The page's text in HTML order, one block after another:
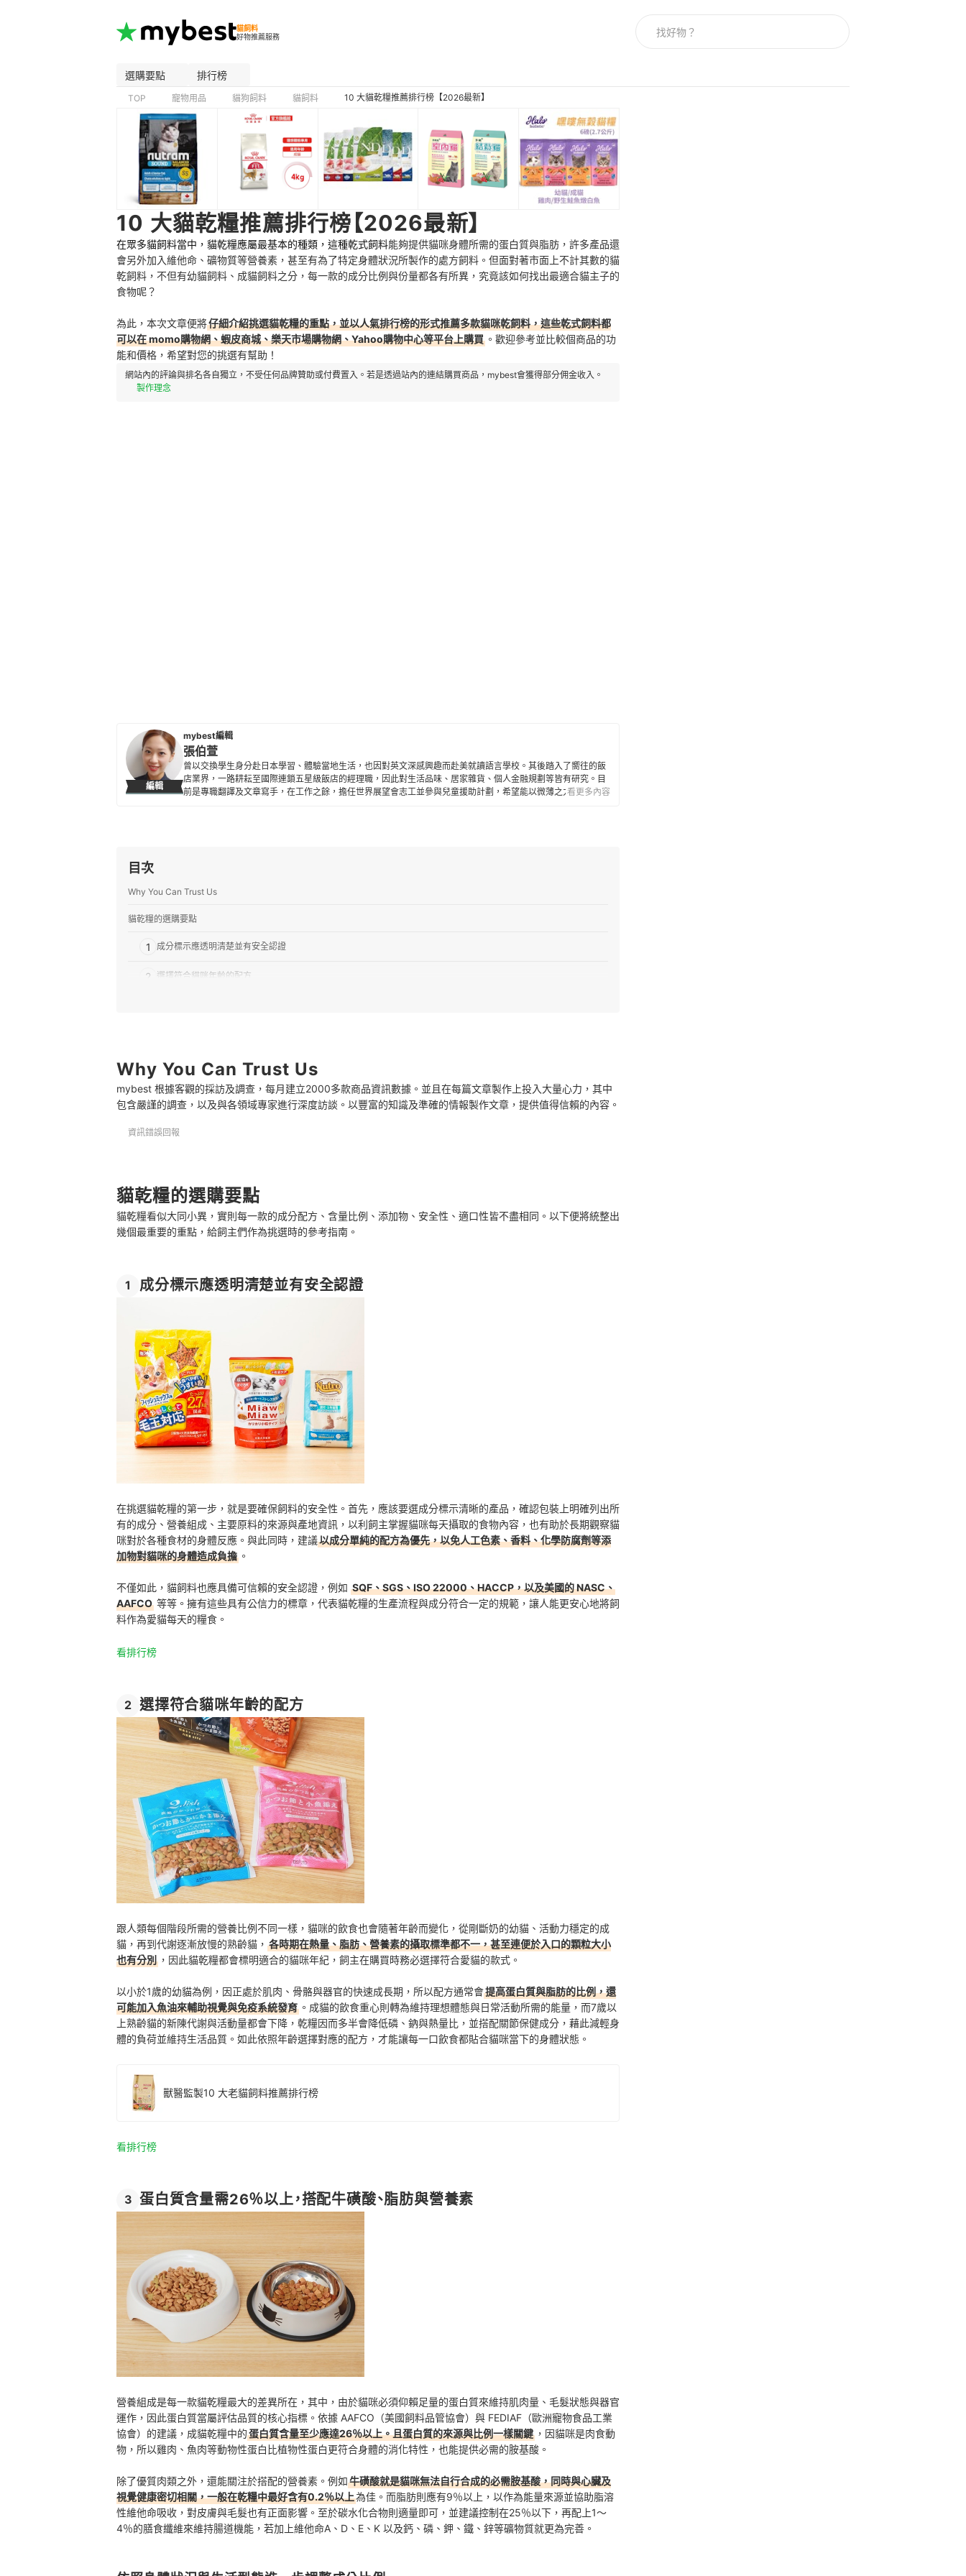
貓飼料
好物推薦服務
選購要點 排行榜
TOP 寵物用品 貓狗飼料 貓飼料 10 大貓乾糧推薦排行榜【2026最新】
10 大貓乾糧推薦排行榜【2026最新】
在眾多貓飼料當中，貓乾糧應屬最基本的種類，這種乾式飼料能夠提供貓咪身體所需的蛋白質與脂肪，許多產品還
會另外加入維他命、礦物質等營養素，甚至有為了特定身體狀況所製作的處方飼料。但面對著市面上不計其數的貓
乾飼料，不但有幼貓飼料、成貓飼料之分，每一款的成分比例與份量都各有所異，究竟該如何找出最適合貓主子的
食物呢？
為此，本次文章便將仔細介紹挑選貓乾糧的重點，並以人氣排行榜的形式推薦多款貓咪乾飼料，這些乾式飼料都
可以在 momo購物網、蝦皮商城、樂天市場購物網、Yahoo購物中心等平台上購買 。歡迎參考並比較個商品的功
能和價格，希望對您的挑選有幫助！
網站內的評論與排名各自獨立，不受任何品牌贊助或付費置入。若是透過站內的連結購買商品，mybest會獲得部分佣金收入。
製作理念
編輯
mybest編輯
張伯萱
曾以交換學生身分赴日本學習、體驗當地生活，也因對英文深感興趣而赴美就讀語言學校。其後踏入了嚮往的飯
店業界，一路耕耘至國際連鎖五星級飯店的經理職，因此對生活品味、居家雜貨、個人金融規劃等皆有研究。目
前是專職翻譯及文章寫手，在工作之餘，擔任世界展望會志工並參與兒童援助計劃，希望能以微薄之力對社會有
看更多內容
目次
Why You Can Trust Us
貓乾糧的選購要點
1 成分標示應透明清楚並有安全認證
2 選擇符合貓咪年齡的配方
貓乾糧 推薦排行榜
應該貓乾糧濕糧混合餵嗎？比例份量為何？
Why You Can Trust Us
mybest 根據客觀的採訪及調查，每月建立2000多款商品資訊數據。並且在每篇文章製作上投入大量心力，其中
包含嚴謹的調查，以及與各領域專家進行深度訪談。以豐富的知識及準確的情報製作文章，提供值得信賴的內容。
資訊錯誤回報
貓乾糧的選購要點
貓乾糧看似大同小異，實則每一款的成分配方、含量比例、添加物、安全性、適口性皆不盡相同。以下便將統整出
幾個最重要的重點，給飼主們作為挑選時的參考指南。
1 成分標示應透明清楚並有安全認證
在挑選貓乾糧的第一步，就是要確保飼料的安全性。首先，應該要選成分標示清晰的產品，確認包裝上明確列出所
有的成分、營養組成、主要原料的來源與產地資訊，以利飼主掌握貓咪每天攝取的食物內容，也有助於長期觀察貓
咪對於各種食材的身體反應。與此同時，建議以成分單純的配方為優先，以免人工色素、香料、化學防腐劑等添
加物對貓咪的身體造成負擔 。
不僅如此，貓飼料也應具備可信賴的安全認證，例如 SQF、SGS、ISO 22000、HACCP，以及美國的 NASC、
AAFCO 等等。擁有這些具有公信力的標章，代表貓乾糧的生產流程與成分符合一定的規範，讓人能更安心地將飼
料作為愛貓每天的糧食。
看排行榜
2 選擇符合貓咪年齡的配方
跟人類每個階段所需的營養比例不同一樣，貓咪的飲食也會隨著年齡而變化，從剛斷奶的幼貓、活動力穩定的成
貓，再到代謝逐漸放慢的熟齡貓， 各時期在熱量、脂肪、營養素的攝取標準都不一，甚至連便於入口的顆粒大小
也有分別 ，因此貓乾糧都會標明適合的貓咪年紀，飼主在購買時務必選擇符合愛貓的款式。
以小於1歲的幼貓為例，因正處於肌肉、骨骼與器官的快速成長期，所以配方通常會提高蛋白質與脂肪的比例，還
可能加入魚油來輔助視覺與免疫系統發育 。成貓的飲食重心則轉為維持理想體態與日常活動所需的能量，而7歲以
上熟齡貓的新陳代謝與活動量都會下降，乾糧因而多半會降低磷、鈉與熱量比，並搭配關節保健成分，藉此減輕身
體的負荷並維持生活品質。如此依照年齡選擇對應的配方，才能讓每一口飲食都貼合貓咪當下的身體狀態。
獸醫監製10 大老貓飼料推薦排行榜
看排行榜
3 蛋白質含量需26％以上，搭配牛磺酸、脂肪與營養素
營養組成是每一款貓乾糧最大的差異所在，其中，由於貓咪必須仰賴足量的蛋白質來維持肌肉量、毛髮狀態與器官
運作，因此蛋白質當屬評估品質的核心指標。依據 AAFCO（美國飼料品管協會）與 FEDIAF（歐洲寵物食品工業
協會）的建議，成貓乾糧中的蛋白質含量至少應達26％以上。且蛋白質的來源與比例一樣關鍵 ，因貓咪是肉食動
物，所以雞肉、魚肉等動物性蛋白比植物性蛋白更符合身體的消化特性，也能提供必需的胺基酸。
除了優質肉類之外，還能關注於搭配的營養素。例如牛磺酸就是貓咪無法自行合成的必需胺基酸，同時與心臟及
視覺健康密切相關，一般在乾糧中最好含有0.2％以上為佳。而脂肪則應有9％以上，以作為能量來源並協助脂溶
性維他命吸收，對皮膚與毛髮也有正面影響。至於碳水化合物則適量即可，並建議控制在25％以下，再配上1～
4％的膳食纖維來維持腸道機能，若加上維他命A、D、E、K 以及鈣、磷、鉀、鐵、鋅等礦物質就更為完善。